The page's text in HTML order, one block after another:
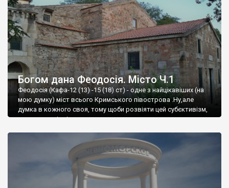
Богом дана Феодосія. Місто Ч.1
Феодосія (Кафа-12 (13) -15 (18) ст) - одне з найцікавіших (на
мою думку) міст всього Кримського півострова .Ну,але
думка в кожного своя, тому щоби розвіяти цей субєктивізм,
запрошую відвідати це